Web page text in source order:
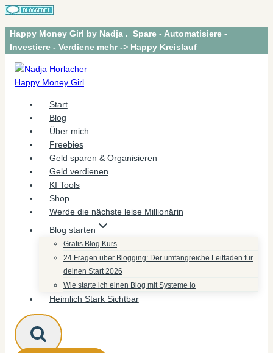
Zum
Inhalt
Happy Money Girl by Nadja . Spare - Automatisiere -
Investiere - Verdiene mehr -> Happy Kreislauf
Start
Blog
Über mich
Freebies
Geld sparen & Organisieren
Geld verdienen
KI Tools
Shop
Werde die nächste leise Millionärin
Blog starten
Gratis Blog Kurs
24 Fragen über Blogging: Der umfangreiche Leitfaden für
deinen Start 2026
Wie starte ich einen Blog mit Systeme io
Heimlich Stark Sichtbar